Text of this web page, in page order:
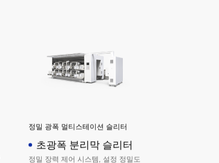
정밀 광폭 멀티스테이션 슬리터
초광폭 분리막 슬리터
정밀 장력 제어 시스템, 설정 정밀도